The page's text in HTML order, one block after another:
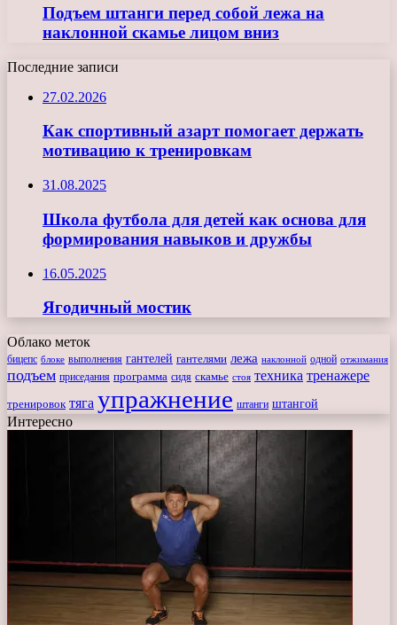
Подъем штанги перед собой лежа на
наклонной скамье лицом вниз
Последние записи
27.02.2026
Как спортивный азарт помогает держать
мотивацию к тренировкам
31.08.2025
Школа футбола для детей как основа для
формирования навыков и дружбы
16.05.2025
Ягодичный мостик
Облако меток
бицепс блоке выполнения гантелей гантелями лежа наклонной одной отжимания
подъем приседания программа сидя скамье стоя техника тренажере
тренировок тяга упражнение штанги штангой
Интересно